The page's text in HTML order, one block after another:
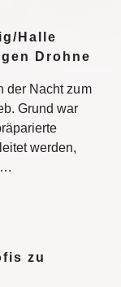
Halle
Drohne
der Nacht zum
Grund war
werden,
zu